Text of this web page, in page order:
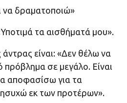
να δραματοποιώ»
τα αισθήματά μου».
είναι: «Δεν θέλω να
σε μεγάλο. Είναι
αποφασίσω για τα
εκ των προτέρων».